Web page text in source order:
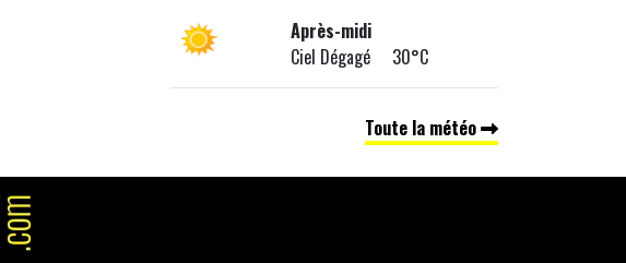
Après-midi
Ciel Dégagé 30°C
Toute la météo